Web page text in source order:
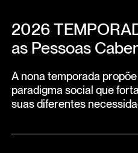
2026
as Pessoas
A nona temporada
paradigma social que
suas diferentes